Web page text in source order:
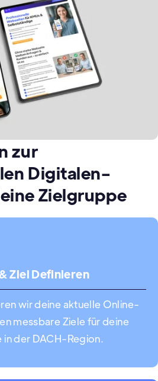
zur
Digitalen-
Zielgruppe
Ziel Definieren
wir deine aktuelle Online-
messbare Ziele für deine
der DACH-Region.